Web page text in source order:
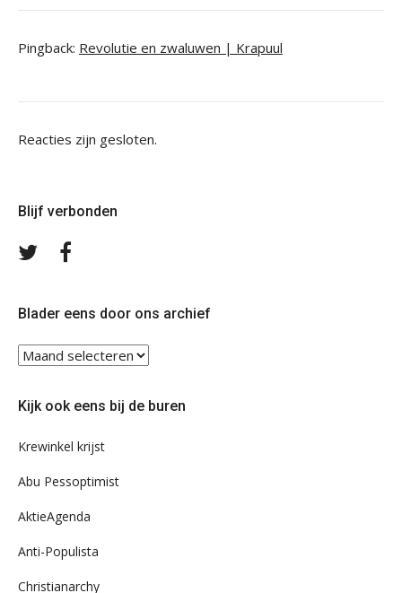
Pingback: Revolutie en zwaluwen | Krapuul
Reacties zijn gesloten.
Blijf verbonden
Volg
Blader eens door ons archief
Blader
eens
ons
Kijk ook eens bij de buren
Krewinkel krijst
Abu Pessoptimist
AktieAgenda
Anti-Populista
Christianarchy